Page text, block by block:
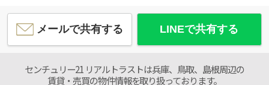
メールで共有する LINEで共有する
センチュリー21 リアルトラストは兵庫、鳥取、島根周辺の
賃貸・売買の物件情報を取り扱っております。